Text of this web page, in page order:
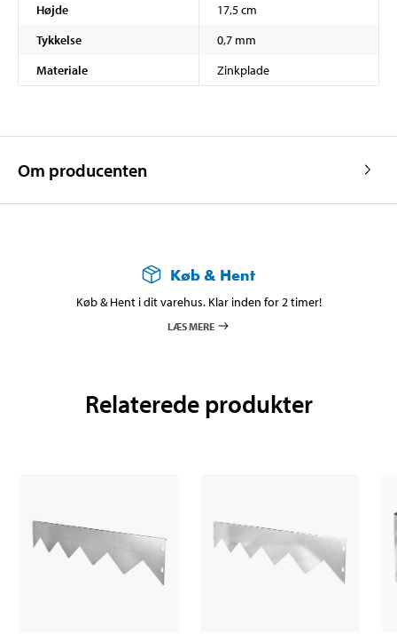
Højde
17,5 cm
Tykkelse
0,7 mm
Materiale
Zinkplade
Om producenten
Køb & Hent
Køb & Hent i dit varehus. Klar inden for 2 timer!
LÆS MERE
Relaterede produkter